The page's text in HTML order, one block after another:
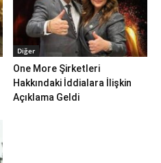
Diğer
One More Şirketleri
Hakkındaki İddialara İlişkin
Açıklama Geldi